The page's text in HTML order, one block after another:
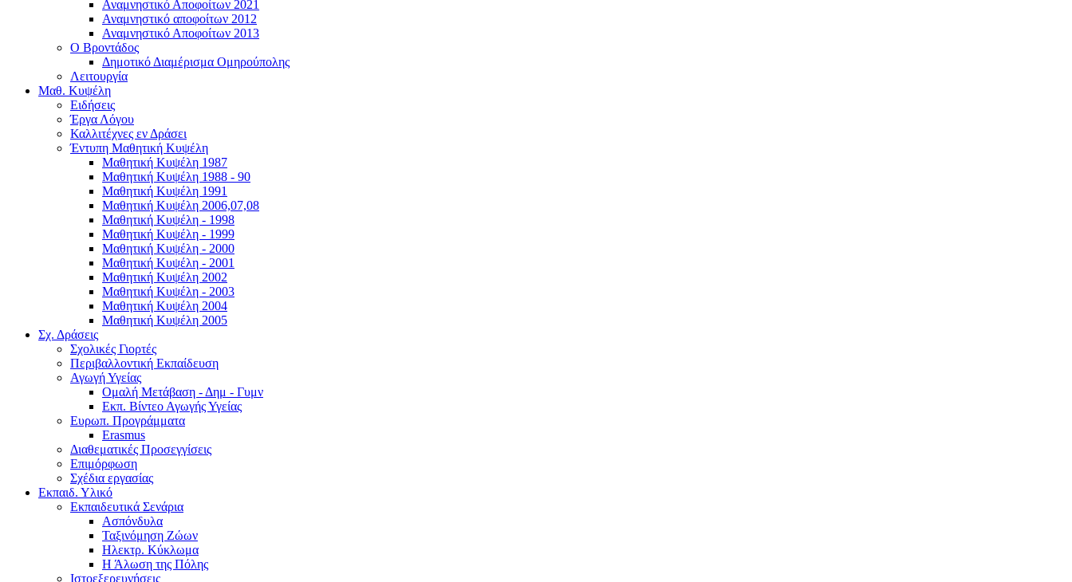
Αναμνηστικό Αποφοίτων 2021
Αναμνηστικό αποφοίτων 2012
Αναμνηστικό Αποφοίτων 2013
Ο Βροντάδος
Δημοτικό Διαμέρισμα Ομηρούπολης
Λειτουργία
Μαθ. Κυψέλη
Ειδήσεις
Έργα Λόγου
Καλλιτέχνες εν Δράσει
Έντυπη Μαθητική Κυψέλη
Μαθητική Κυψέλη 1987
Μαθητική Κυψέλη 1988 - 90
Μαθητική Κυψέλη 1991
Μαθητική Κυψέλη 2006,07,08
Μαθητική Κυψέλη - 1998
Μαθητική Κυψέλη - 1999
Μαθητική Κυψέλη - 2000
Μαθητική Κυψέλη - 2001
Μαθητική Κυψέλη 2002
Μαθητική Κυψέλη - 2003
Μαθητική Κυψέλη 2004
Μαθητική Κυψέλη 2005
Σχ. Δράσεις
Σχολικές Γιορτές
Περιβαλλοντική Εκπαίδευση
Αγωγή Υγείας
Ομαλή Μετάβαση - Δημ - Γυμν
Εκπ. Βίντεο Αγωγής Υγείας
Ευρωπ. Προγράμματα
Erasmus
Διαθεματικές Προσεγγίσεις
Επιμόρφωση
Σχέδια εργασίας
Εκπαιδ. Υλικό
Εκπαιδευτικά Σενάρια
Ασπόνδυλα
Ταξινόμηση Ζώων
Ηλεκτρ. Κύκλωμα
Η Άλωση της Πόλης
Ιστοεξερευνήσεις